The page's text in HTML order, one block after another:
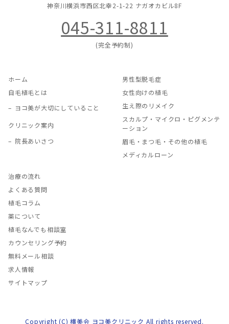
神奈川横浜市西区北幸2-1-22 ナガオカビル8F
045-311-8811
(完全予約制)
ホーム
自毛植毛とは
ヨコ美が大切にしていること
クリニック案内
院長あいさつ
男性型脱毛症
女性向けの植毛
生え際のリメイク
スカルプ・マイクロ・ピグメンテ
ーション
眉毛・まつ毛・その他の植毛
メディカルローン
治療の流れ
よくある質問
植毛コラム
薬について
植毛なんでも相談室
カウンセリング予約
無料メール相談
求人情報
サイトマップ
Copyright (C) 横美会 ヨコ美クリニック All rights reserved.